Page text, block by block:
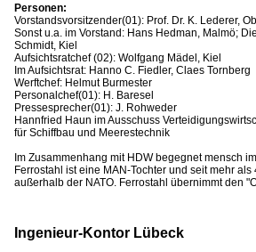
Personen:
Vorstandsvorsitzender(01): Prof. Dr. K. Lederer,
Sonst u.a. im Vorstand: Hans Hedman, Malmö;
Schmidt, Kiel
Aufsichtsratchef (02): Wolfgang Mädel, Kiel
Im Aufsichtsrat: Hanno C. Fiedler, Claes Tornberg
Werftchef: Helmut Burmester
Personalchef(01): H. Baresel
Pressesprecher(01): J. Rohweder
Hannfried Haun im Ausschuss
für Schiffbau und Meerestechnik
Im Zusammenhang mit HDW begegnet mensch
Ferrostahl ist eine MAN-Tochter und seit mehr
außerhalb der NATO. Ferrostahl übernimmt den
Ingenieur-Kontor Lübeck